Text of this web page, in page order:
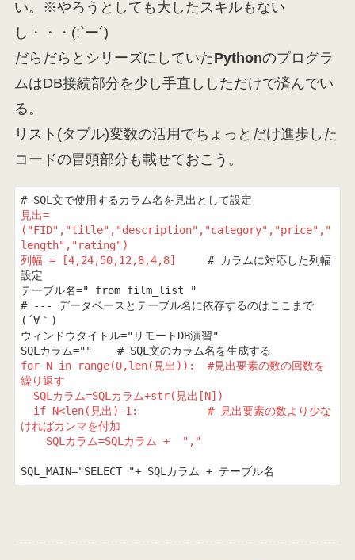
い。※やろうとしても大したスキルもない
し・・・(;`ー´)
だらだらとシリーズにしていたPythonのプログラ
ムはDB接続部分を少し手直ししただけで済んでい
る。
リスト(タプル)変数の活用でちょっとだけ進歩した
コードの冒頭部分も載せておこう。
見出=
("FID","title","description","category","price","
length","rating")
列幅 = [4,24,50,12,8,4,8]
     # カラムに対応した列幅
設定
テーブル名=" from film_list "
# --- データベースとテーブル名に依存するのはここまで
(´∀｀)
ウィンドウタイトル="リモートDB演習"
for N in range(0,len(見出)):  #見出要素の数の回数を
繰り返す
ければカンマを付加
    SQLカラム=SQLカラム +  ","
SQL_MAIN="SELECT "+ SQLカラム + テーブル名